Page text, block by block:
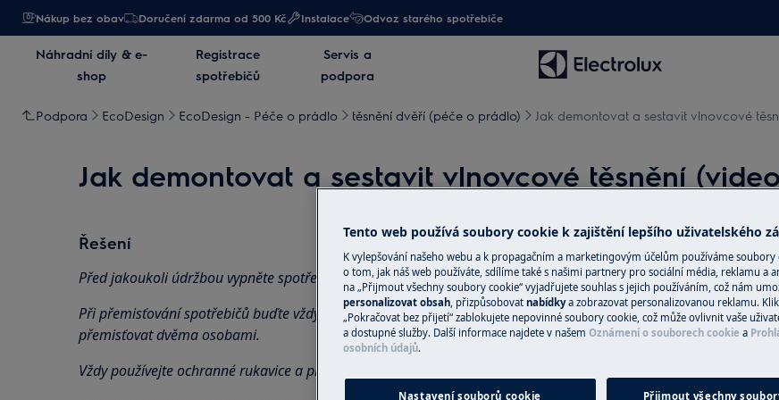
Nákup bez obav Doručení zdarma od 500 Kč Instalace Odvoz starého spotřebiče
Náhradní díly & e-
shop
Registrace
spotřebičů
Servis a
podpora
Podpora EcoDesign EcoDesign - Péče o prádlo těsnění dvěří (péče o prádlo) Jak demontovat a sestavit vlnovcové
Jak demontovat a sestavit vlnovcové těsnění
Řešení
Před jakoukoli údržbou vypněte spotřebič a vytáhněte zástrčku ze zásuvky.
Při přemisťování spotřebičů buďte vždy opatrní, u těžkých spotřebičů je nutné jej
přemisťovat dvěma osobami.
Vždy používejte ochranné rukavice a přiloženou obuv.
Tento web používá soubory cookie k zajištění lepšího uživatelského
K vylepšování našeho webu a k propagačním a marketingovým účelům používáme
o tom, jak náš web používáte, sdílíme také s našimi partnery pro sociální média, reklamu a
na „Přijmout všechny soubory cookie“ vyjadřujete souhlas s jejich používáním, což nám
personalizovat obsah , přizpůsobovat nabídkya zobrazovat personalizovanou reklamu.
„Pokračovat bez přijetí“ zablokujete nepovinné soubory cookie, což může ovlivnit vaše
a dostupné služby. Další informace najdete v našem Oznámení o souborech cookie a
osobních údajů.
Nastavení souborů cookie Přijmout všechny